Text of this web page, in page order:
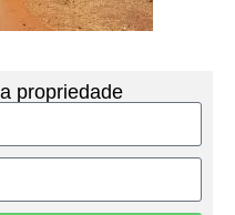
propriedade